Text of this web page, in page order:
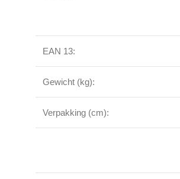
EAN 13:
Gewicht (kg):
Verpakking (cm):